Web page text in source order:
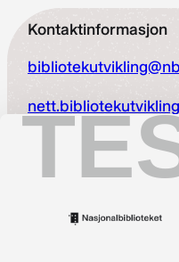
Kontaktinformasjon
23 27 60 00
Postadresse
Postboks 2674 Solli,